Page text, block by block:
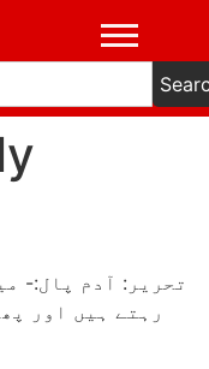
تحریر: آدم پال:-
رہتے ہیں اور